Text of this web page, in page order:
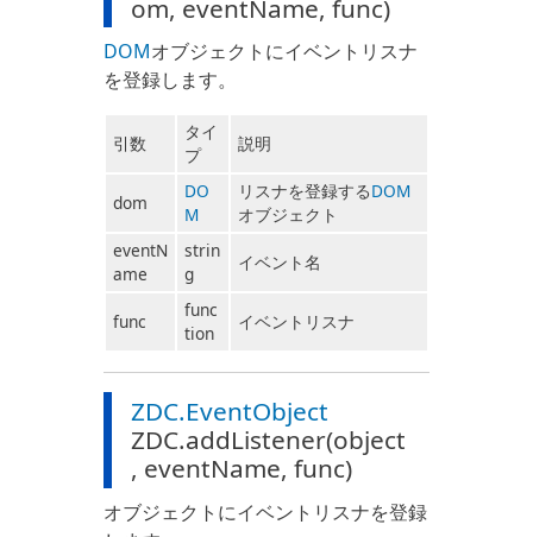
om, eventName, func)
DOMオブジェクトにイベントリスナ
を登録します。
引数
タイ
プ
説明
dom
DO
M
リスナを登録するDOM
オブジェクト
eventN
ame
strin
g
イベント名
func
func
tion
イベントリスナ
ZDC.EventObject
ZDC.addListener(object
, eventName, func)
オブジェクトにイベントリスナを登録